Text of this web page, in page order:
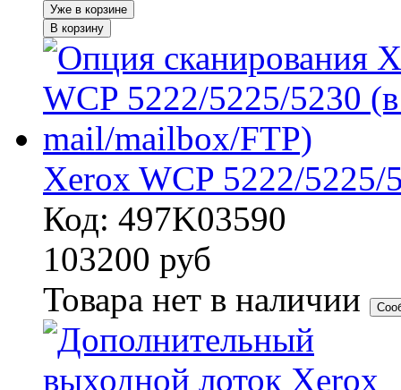
Уже в корзине
В корзину
Xerox WCP 5222/
Код: 497K03590
103200 руб
Товара нет в наличии